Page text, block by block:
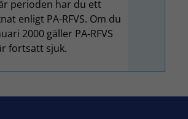
perioden har du ett
enligt PA-RFVS. Om du
2000 gäller PA-RFVS
fortsatt sjuk.